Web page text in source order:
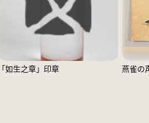
「如生之章」印章 燕雀の